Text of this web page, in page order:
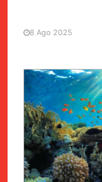
8 Ago 2025